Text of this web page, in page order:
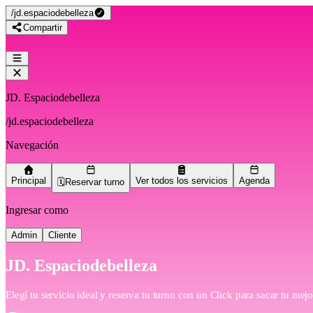
/jd.espaciodebelleza
Compartir
JD. Espaciodebelleza
/jd.espaciodebelleza
Navegación
Principal 🗓️Reservar turno Ver todos los servicios Agenda
Ingresar como
Admin Cliente
JD. Espaciodebelleza
Elegí tu servicio ideal y reserva tu turno con un Click para sacar tu